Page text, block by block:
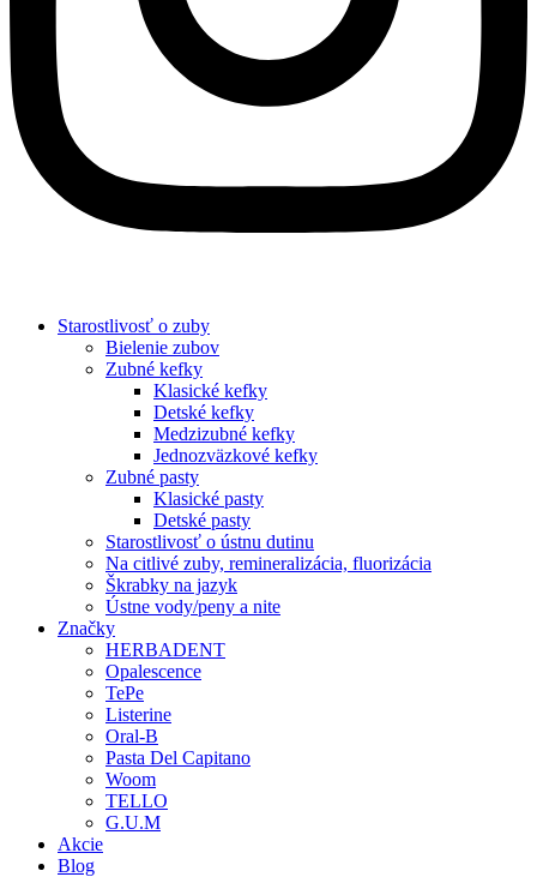
Starostlivosť o zuby
Bielenie zubov
Zubné kefky
Klasické kefky
Detské kefky
Medzizubné kefky
Jednozväzkové kefky
Zubné pasty
Klasické pasty
Detské pasty
Starostlivosť o ústnu dutinu
Na citlivé zuby, remineralizácia, fluorizácia
Škrabky na jazyk
Ústne vody/peny a nite
Značky
HERBADENT
Opalescence
TePe
Listerine
Oral-B
Pasta Del Capitano
Woom
TELLO
G.U.M
Akcie
Blog